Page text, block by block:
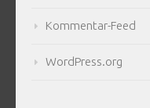
Kommentar-Feed
WordPress.org